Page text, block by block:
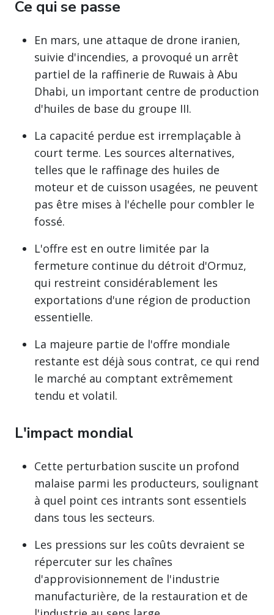
Ce qui se passe
En mars, une attaque de drone iranien,
suivie d'incendies, a provoqué un arrêt
partiel de la raffinerie de Ruwais à Abu
Dhabi, un important centre de production
d'huiles de base du groupe III.
La capacité perdue est irremplaçable à
court terme. Les sources alternatives,
telles que le raffinage des huiles de
moteur et de cuisson usagées, ne peuvent
pas être mises à l'échelle pour combler le
fossé.
L'offre est en outre limitée par la
fermeture continue du détroit d'Ormuz,
qui restreint considérablement les
exportations d'une région de production
essentielle.
La majeure partie de l'offre mondiale
restante est déjà sous contrat, ce qui rend
le marché au comptant extrêmement
tendu et volatil.
L'impact mondial
Cette perturbation suscite un profond
malaise parmi les producteurs, soulignant
à quel point ces intrants sont essentiels
dans tous les secteurs.
Les pressions sur les coûts devraient se
répercuter sur les chaînes
d'approvisionnement de l'industrie
manufacturière, de la restauration et de